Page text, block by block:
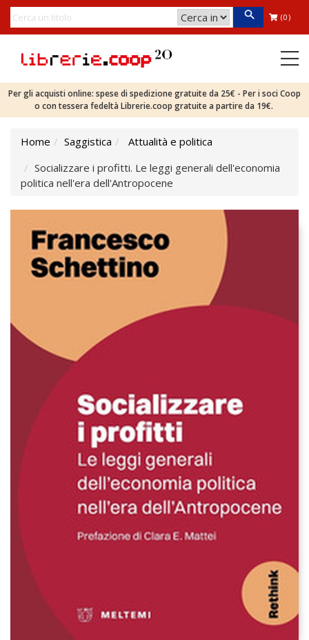
(0)
Per gli acquisti online: spese di spedizione gratuite da 25€ - Per i soci Coop
o con tessera fedeltà Librerie.coop gratuite a partire da 19€.
Home Saggistica
Attualità e politica
Socializzare i profitti. Le leggi generali dell'economia
politica nell'era dell'Antropocene